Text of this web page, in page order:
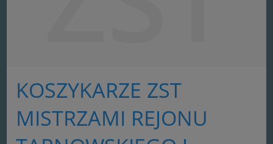
KOSZYKARZE ZST
MISTRZAMI REJONU